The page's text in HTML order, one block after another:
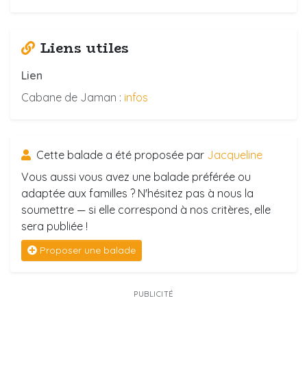
Liens utiles
Lien
Cabane de Jaman : infos
Cette balade a été proposée par Jacqueline
Vous aussi vous avez une balade préférée ou
adaptée aux familles ? N'hésitez pas à nous la
soumettre — si elle correspond à nos critères, elle
sera publiée !
Proposer une balade
PUBLICITÉ